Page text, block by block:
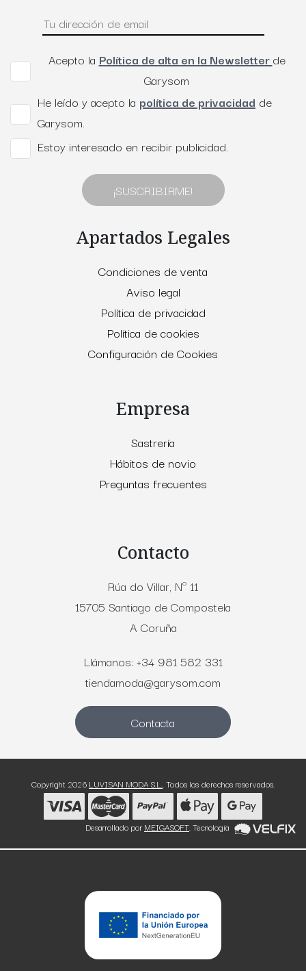
Acepto la Política de alta en la Newsletterde
Garysom
He leído y acepto la política de privacidad de
Garysom.
Estoy interesado en recibir publicidad.
¡SUSCRIBIRME!
Apartados Legales
Condiciones de venta
Aviso legal
Política de privacidad
Política de cookies
Configuración de Cookies
Empresa
Sastrería
Hábitos de novio
Preguntas frecuentes
Contacto
Rúa do Villar, Nº 11
15705 Santiago de Compostela
A Coruña
Llámanos: +34 981 582 331
tiendamoda@garysom.com
Contacta
Copyright 2026 LUVISAN MODA S.L.. Todos los derechos reservados.
Desarrollado por MEIGASOFT. Tecnología